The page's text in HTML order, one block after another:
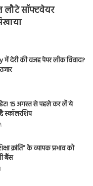
लौटे सॉफ्टवेयर
में देरी की वजह पेपर लीक विवाद?
15 अगस्त से पहले कर लें ये
स्कॉलरशिप
क्रांति” के व्यापक प्रभाव को
बैंस